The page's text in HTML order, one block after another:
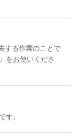
する作業のことで
をお使いくださ
す。